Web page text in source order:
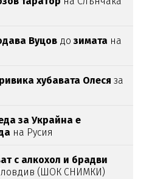
Вуцов дозимата на
хубавата Олеся за
за Украйна е
на Русия
с алкохол и брадви
(ШОК СНИМКИ)